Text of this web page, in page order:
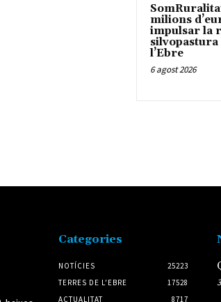
milions
impulsar la
silvopastura
l’Ebre
6 agost 2026
Categories
NOTÍCIES
25223
TERRES DE L'EBRE
17528
ACTUALITAT
8717